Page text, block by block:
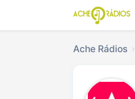
Ache Rádios